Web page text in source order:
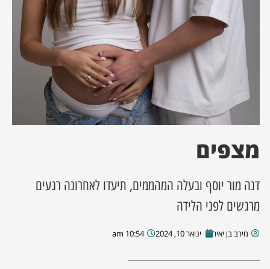
מסע מלחמה
השבוע
מקומית
עסקים
מצפים
דנה מור יוסף ובעלה המהממים, תיעדו לאחרונה רגעים
מרגשים לפני הלידה
מירב בן יאיר ינואר 10, 2024 10:54 am